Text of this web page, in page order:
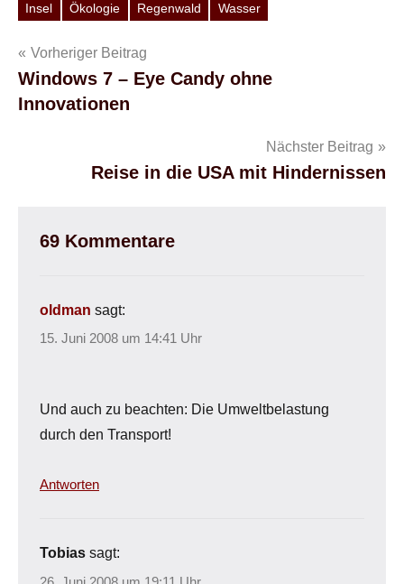
Schlagwörter
Insel Ökologie Regenwald Wasser
Beitragsnavigation
Vorheriger Beitrag
Windows 7 – Eye Candy ohne
Innovationen
Nächster Beitrag
Reise in die USA mit Hindernissen
69 Kommentare
oldman sagt:
15. Juni 2008 um 14:41 Uhr
Und auch zu beachten: Die Umweltbelastung
durch den Transport!
Antworten
Tobias sagt: